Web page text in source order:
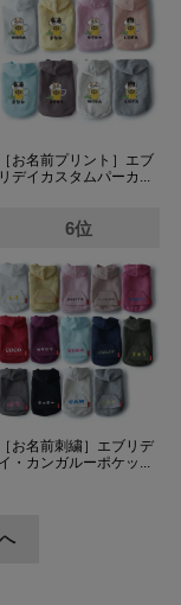
［お名前プリント］エブ
リデイカスタムパーカ...
6位
［お名前刺繍］エブリデ
イ・カンガルーポケッ...